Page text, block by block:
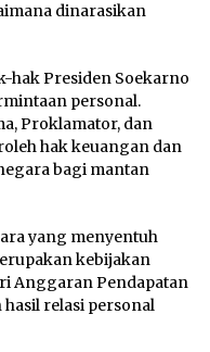
dinarasikan
hak Presiden Soekarno
personal.
Proklamator, dan
hak keuangan dan
bagi mantan
yang menyentuh
kebijakan
Anggaran Pendapatan
hasil relasi personal